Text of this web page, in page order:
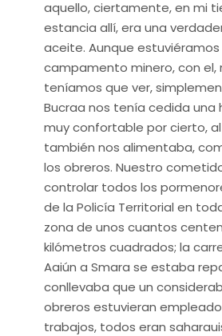
aquello, ciertamente, en mi
estancia allí, era una
aceite. Aunque estuviéramos
campamento minero, con el,
teníamos que ver,
Bucraa nos tenía cedida una
muy confortable por cierto,
también nos alimentaba,
los obreros. Nuestro
controlar todos los
de la Policía Territorial en
zona de unos cuantos
kilómetros cuadrados; la
Aaiún a Smara se estaba
conllevaba que un
obreros estuvieran
trabajos, todos eran